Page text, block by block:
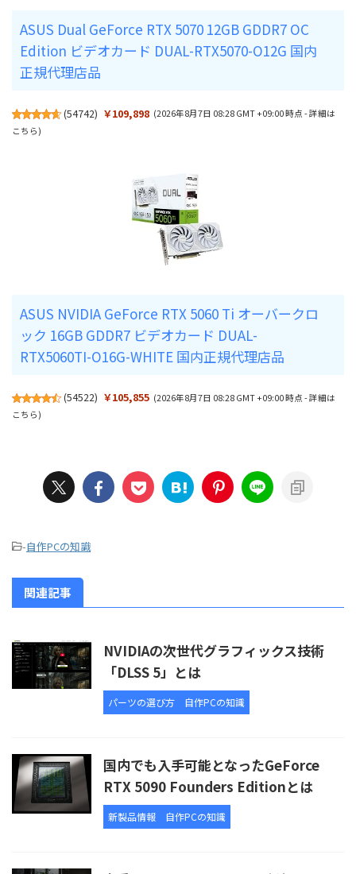
ASUS Dual GeForce RTX 5070 12GB GDDR7 OC
Edition ビデオカード DUAL-RTX5070-O12G 国内
正規代理店品
(54742) ￥109,898 (2026年8月7日 08:28 GMT +09:00 時点 -詳細は
こちら)
ASUS NVIDIA GeForce RTX 5060 Ti オーバークロ
ック 16GB GDDR7 ビデオカード DUAL-
RTX5060TI-O16G-WHITE 国内正規代理店品
(54522) ￥105,855 (2026年8月7日 08:28 GMT +09:00 時点 -詳細は
こちら)
-自作PCの知識
関連記事
NVIDIAの次世代グラフィックス技術
「DLSS 5」とは
パーツの選び方 自作PCの知識
国内でも入手可能となったGeForce
RTX 5090 Founders Editionとは
新製品情報 自作PCの知識